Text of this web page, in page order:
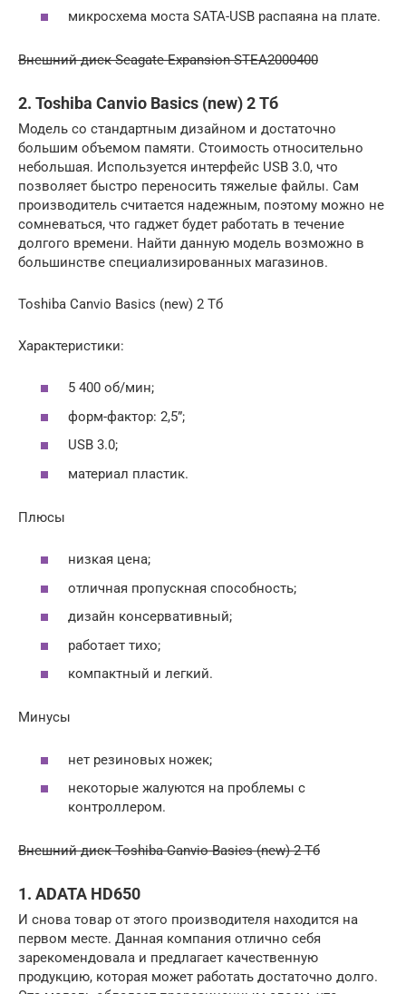
микросхема моста SATA-USB распаяна на плате.
Внешний диск Seagate Expansion STEA2000400
2. Toshiba Canvio Basics (new) 2 Тб
Модель со стандартным дизайном и достаточно
большим объемом памяти. Стоимость относительно
небольшая. Используется интерфейс USB 3.0, что
позволяет быстро переносить тяжелые файлы. Сам
производитель считается надежным, поэтому можно не
сомневаться, что гаджет будет работать в течение
долгого времени. Найти данную модель возможно в
большинстве специализированных магазинов.
Toshiba Canvio Basics (new) 2 Тб
Характеристики:
5 400 об/мин;
форм-фактор: 2,5”;
USB 3.0;
материал пластик.
Плюсы
низкая цена;
отличная пропускная способность;
дизайн консервативный;
работает тихо;
компактный и легкий.
Минусы
нет резиновых ножек;
некоторые жалуются на проблемы с
контроллером.
Внешний диск Toshiba Canvio Basics (new) 2 Тб
1. ADATA HD650
И снова товар от этого производителя находится на
первом месте. Данная компания отлично себя
зарекомендовала и предлагает качественную
продукцию, которая может работать достаточно долго.